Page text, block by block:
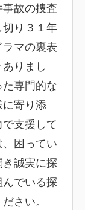
故の捜査
切り３１年
マの裏表
りまし
専門的な
寄り添
支援して
、困ってい
誠実に探
でいる探
さい。